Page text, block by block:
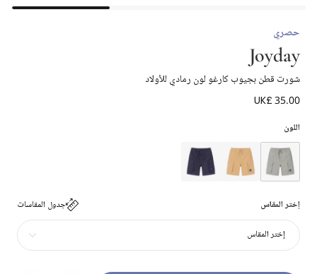
حصري
Joyday
شورت قطن بجيوب كارغو لون رمادي للأولاد
UK£ 35.00
اللون
إختر المقاس جدول المقاسات
إختر المقاس